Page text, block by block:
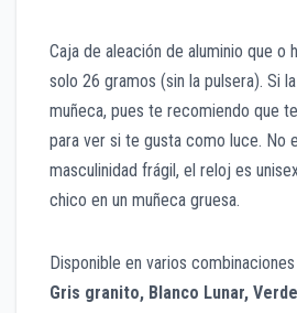
Caja de aleación de aluminio que o
solo 26 gramos (sin la pulsera). Si
muñeca, pues te recomiendo que
para ver si te gusta como luce. No
masculinidad frágil, el reloj es
chico en un muñeca gruesa.
Disponible en varios
Gris granito, Blanco Lunar,